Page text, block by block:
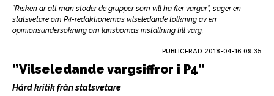
”Risken är att man stöder de grupper som vill ha fler vargar”, säger en
statsvetare om P4-redaktionernas vilseledande tolkning av en
opinionsundersökning om länsbornas inställning till varg.
PUBLICERAD 2018-04-16 09:35
”Vilseledande vargsiffror i P4”
Hård kritik från statsvetare